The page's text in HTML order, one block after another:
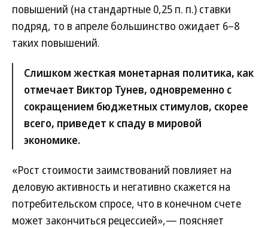
повышений (на стандартные 0,25 п. п.) ставки
подряд, то в апреле большинство ожидает 6–8
таких повышений.
Слишком жесткая монетарная политика, как
отмечает Виктор Тунев, одновременно с
сокращением бюджетных стимулов, скорее
всего, приведет к спаду в мировой
экономике.
«Рост стоимости заимствований повлияет на
деловую активность и негативно скажется на
потребительском спросе, что в конечном счете
может закончиться рецессией»,— поясняет